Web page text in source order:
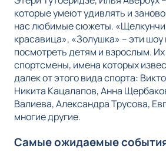
которые умеют удивлять и
нас любимые сюжеты.
красавица», «Золушка» – эти шоу
посмотреть детям и взрослым. Их
спортсмены, имена которых
далек от этого вида спорта:
Никита Кацалапов, Анна
Валиева, Александра Трусова,
многие другие.
Самые ожидаемые